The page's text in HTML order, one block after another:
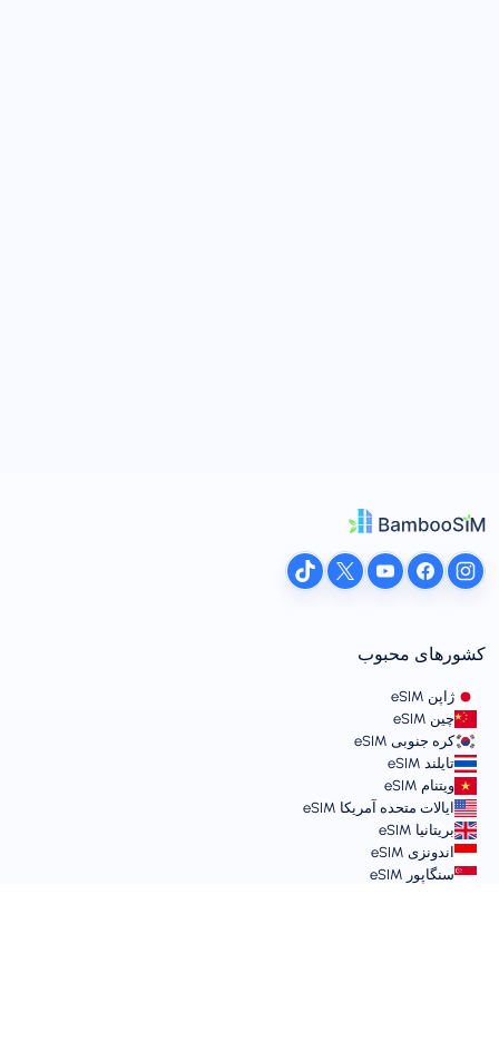
کشورهای محبوب
ژاپن eSIM
چین eSIM
کره جنوبی eSIM
تایلند eSIM
ویتنام eSIM
ایالات متحده آمریکا eSIM
بریتانیا eSIM
اندونزی eSIM
سنگاپور eSIM